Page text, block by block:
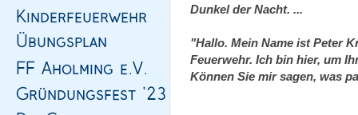
Dunkel der Nacht. ...
"Hallo. Mein Name ist Peter
Feuerwehr. Ich bin hier, um
Können Sie mir sagen, was